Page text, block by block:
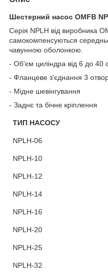
Шестерний насос OMFB
Серія NPLH від виробника
самокомпенсуються
чавунною оболонкою.
- Об'єм циліндра від 6 до 40
- Фланцеве з'єднання 3
- Мідне шевінгування
- Заднє та бічне кріплення
ТИП НАСОСУ
NPL H-06
NPL H-10
NPLH-12
NPLH-14
NPLH-16
NPLH-20
NPLH-25
NPLH-32